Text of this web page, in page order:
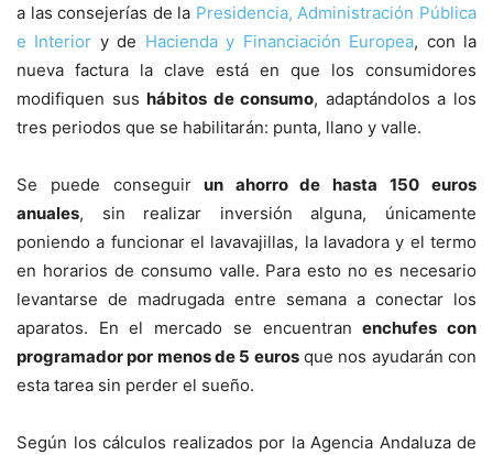
a las consejerías de la Presidencia, Administración Pública
e Interior y de Hacienda y Financiación Europea, con la
nueva factura la clave está en que los consumidores
modifiquen sushábitos de consumo, adaptándolos a los
tres periodos que se habilitarán: punta, llano y valle.
Se puede conseguirun ahorro de hasta 150 euros
anuales, sin realizar inversión alguna, únicamente
poniendo a funcionar el lavavajillas, la lavadora y el termo
en horarios de consumo valle. Para esto no es necesario
levantarse de madrugada entre semana a conectar los
aparatos. En el mercado se encuentranenchufes con
programador por menos de 5 eurosque nos ayudarán con
esta tarea sin perder el sueño.
Según los cálculos realizados por la Agencia Andaluza de